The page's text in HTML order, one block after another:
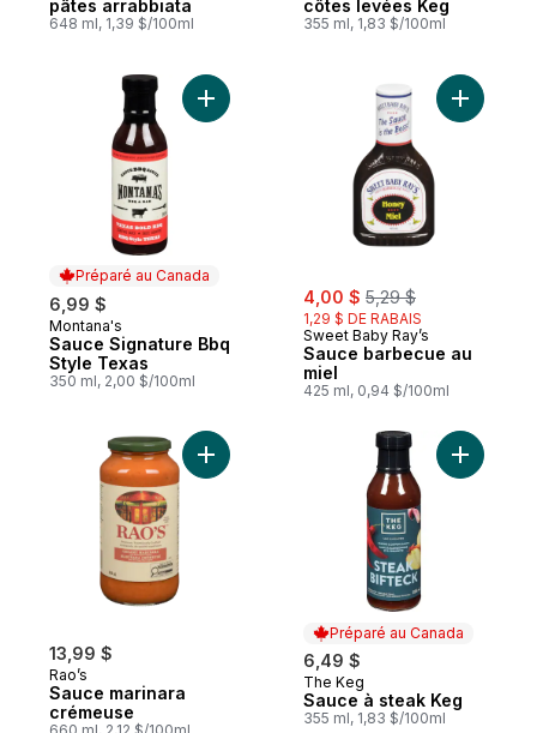
pâtes arrabbiata
648 ml, 1,39 $/100ml
côtes levées Keg
355 ml, 1,83 $/100ml
Préparé au Canada
6,99 $
Préparé au Canada
Montana's
Sauce Signature Bbq
Style Texas
350 ml, 2,00 $/100ml
Ajouter Sauce Signature Bbq Style Texas
sale:
4,00 $ , formerly:
5,29 $
1,29 $ DE RABAIS
Sweet Baby Ray’s
Sauce barbecue au
miel
425 ml, 0,94 $/100ml
Ajouter
13,99 $
Rao’s
Sauce marinara
crémeuse
Ajouter Sauce marinara crémeuse au
Préparé au Canada
6,49 $
Préparé au Canada
The Keg
Sauce à steak Keg
355 ml, 1,83 $/100ml
Ajouter